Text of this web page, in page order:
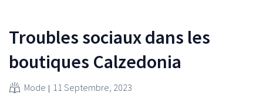
Troubles sociaux dans les
boutiques Calzedonia
Mode 11 Septembre, 2023